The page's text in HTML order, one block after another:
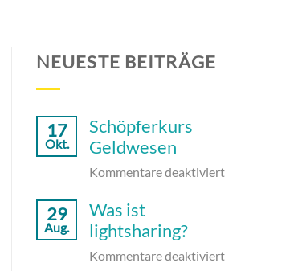
NEUESTE BEITRÄGE
17
Okt.
Schöpferkurs
Geldwesen
Kommentare deaktiviertfür
29
Aug.
Was ist
lightsharing?
Kommentare deaktiviertfür